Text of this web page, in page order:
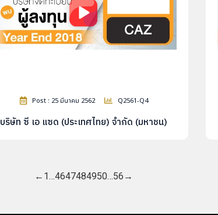
Post : 25 มีนาคม 2562 Q2561-Q4
บริษัท ซี เอ แซด (ประเทศไทย) จำกัด (มหาชน)
← 1…4647484950…56 →